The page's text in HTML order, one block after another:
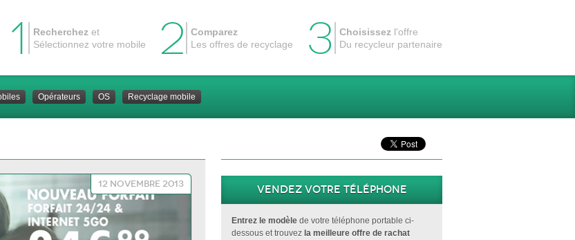
3 Choisissez l'offre
Du recycleur partenaire
2
Comparez
Les offres de recyclage
1 Recherchez et
Sélectionnez votre mobile
Opérateurs OS Recyclage mobile
12 novembre 2013 Vendez votre téléphone
Entrez le modèle de votre téléphone portable ci-
dessous et trouvez la meilleure offre de rachat